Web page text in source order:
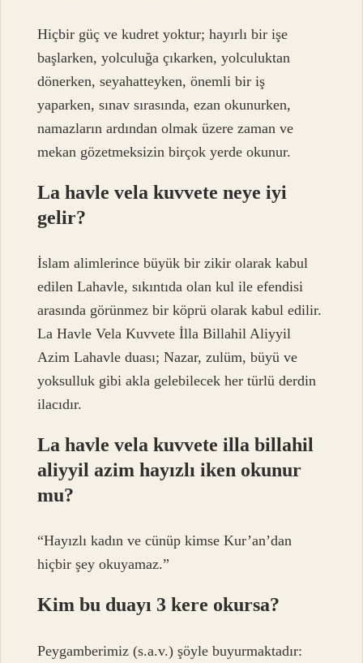
Hiçbir güç ve kudret yoktur; hayırlı bir işe
başlarken, yolculuğa çıkarken, yolculuktan
dönerken, seyahatteyken, önemli bir iş
yaparken, sınav sırasında, ezan okunurken,
namazların ardından olmak üzere zaman ve
mekan gözetmeksizin birçok yerde okunur.
La havle vela kuvvete neye iyi
gelir?
İslam alimlerince büyük bir zikir olarak kabul
edilen Lahavle, sıkıntıda olan kul ile efendisi
arasında görünmez bir köprü olarak kabul edilir.
La Havle Vela Kuvvete İlla Billahil Aliyyil
Azim Lahavle duası; Nazar, zulüm, büyü ve
yoksulluk gibi akla gelebilecek her türlü derdin
ilacıdır.
La havle vela kuvvete illa billahil
aliyyil azim hayızlı iken okunur
mu?
“Hayızlı kadın ve cünüp kimse Kur’an’dan
hiçbir şey okuyamaz.”
Kim bu duayı 3 kere okursa?
Peygamberimiz (s.a.v.) şöyle buyurmaktadır: